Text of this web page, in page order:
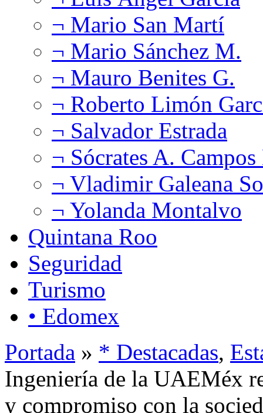
¬ Mario San Martí
¬ Mario Sánchez M.
¬ Mauro Benites G.
¬ Roberto Limón
¬ Salvador Estrada
¬ Sócrates A.
¬ Vladimir Galeana
¬ Yolanda Montalvo
Quintana Roo
Seguridad
Turismo
• Edomex
Portada » * Destacadas,
Ingeniería de la UAEMéx
y compromiso con la